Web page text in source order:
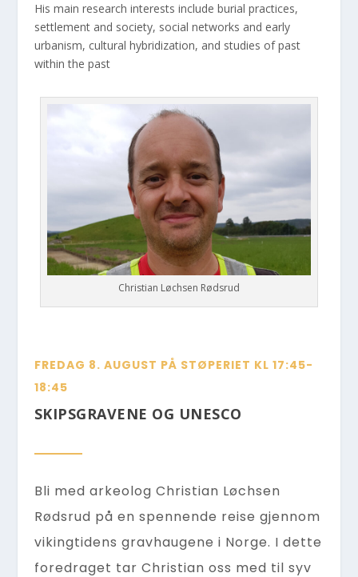
His main research interests include burial practices,
settlement and society, social networks and early
urbanism, cultural hybridization, and studies of past
within the past
Christian Løchsen Rødsrud
FREDAG 8. AUGUST PÅ STØPERIET KL 17:45-
18:45
SKIPSGRAVENE OG UNESCO
Bli med arkeolog Christian Løchsen
Rødsrud på en spennende reise gjennom
vikingtidens gravhaugene i Norge. I dette
foredraget tar Christian oss med til syv